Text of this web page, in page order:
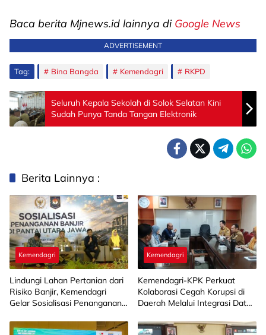
Baca berita Mjnews.id lainnya di Google News
ADVERTISEMENT
Tag: Bina Bangda Kemendagri RKPD
Seluruh Kepala Sekolah di Solok Selatan Kini
Sudah Punya Tanda Tangan Elektronik
Berita Lainnya :
Kemendagri
Lindungi Lahan Pertanian dari
Risiko Banjir, Kemendagri
Gelar Sosialisasi Penanganan
di Brebes
Kemendagri
Kemendagri-KPK Perkuat
Kolaborasi Cegah Korupsi di
Daerah Melalui Integrasi Data